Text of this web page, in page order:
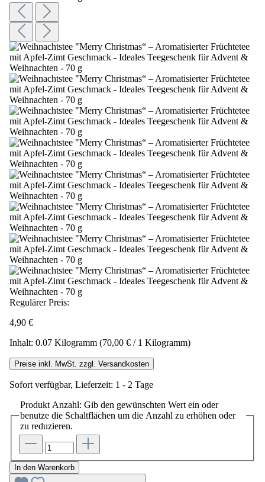
Regulärer Preis:
4,90 €
Inhalt: 0.07 Kilogramm (70,00 € / 1 Kilogramm)
Preise inkl. MwSt. zzgl. Versandkosten
Sofort verfügbar, Lieferzeit: 1 - 2 Tage
Produkt Anzahl: Gib den gewünschten Wert ein oder
benutze die Schaltflächen um die Anzahl zu erhöhen oder
zu reduzieren.
In den Warenkorb